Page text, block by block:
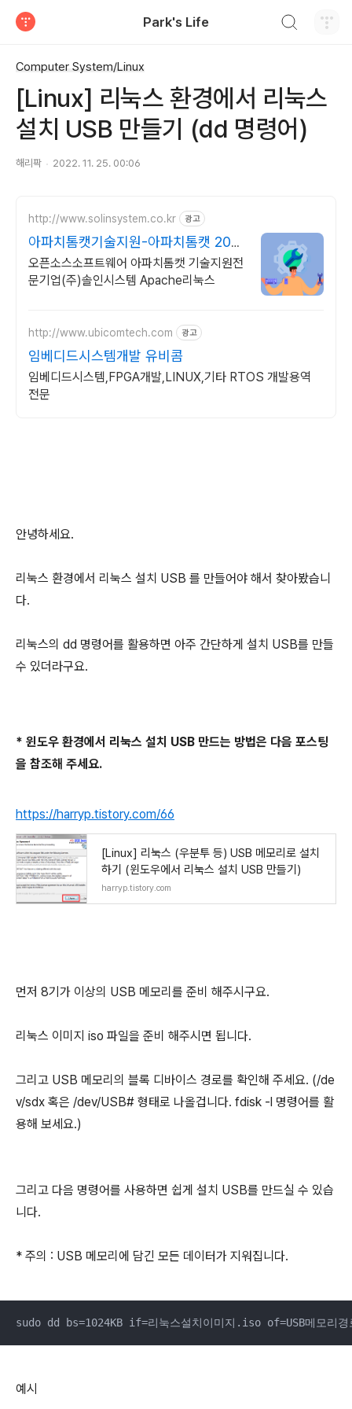
Park's Life
Computer System/Linux
[Linux] 리눅스 환경에서 리눅스
설치 USB 만들기 (dd 명령어)
해리팍 2022. 11. 25. 00:06
http://www.solinsystem.co.kr 광고
아파치톰캣기술지원-아파치톰캣 20년
이상 기술지원 노하우
오픈소스소프트웨어 아파치톰캣 기술지원전
문기업(주)솔인시스템 Apache리눅스
http://www.ubicomtech.com 광고
임베디드시스템개발 유비콤
임베디드시스템,FPGA개발,LINUX,기타 RTOS 개발용역
전문
안녕하세요.
리눅스 환경에서 리눅스 설치 USB 를 만들어야 해서 찾아봤습니
다.
리눅스의 dd 명령어를 활용하면 아주 간단하게 설치 USB를 만들
수 있더라구요.
* 윈도우 환경에서 리눅스 설치 USB 만드는 방법은 다음 포스팅
을 참조해 주세요.
https://harryp.tistory.com/66
[Linux] 리눅스 (우분투 등) USB 메모리로 설치
하기 (윈도우에서 리눅스 설치 USB 만들기)
harryp.tistory.com
먼저 8기가 이상의 USB 메모리를 준비 해주시구요.
리눅스 이미지 iso 파일을 준비 해주시면 됩니다.
그리고 USB 메모리의 블록 디바이스 경로를 확인해 주세요. (/de
v/sdx 혹은 /dev/USB# 형태로 나올겁니다. fdisk -l 명령어를 활
용해 보세요.)
그리고 다음 명령어를 사용하면 쉽게 설치 USB를 만드실 수 있습
니다.
* 주의 : USB 메모리에 담긴 모든 데이터가 지워집니다.
sudo dd bs=1024KB if=리눅스설치이미지.iso of=USB메모
예시